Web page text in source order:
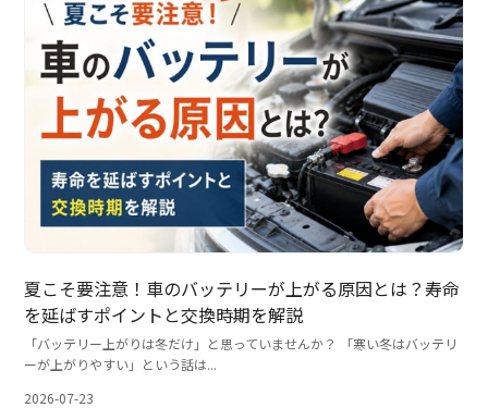
2026-07-23
夏こそ要注意！車のバッテリーが上がる原因とは？寿命
を延ばすポイントと交換時期を解説
「バッテリー上がりは冬だけ」と思っていませんか？ 「寒い冬はバッテリ
ーが上がりやすい」という話は...